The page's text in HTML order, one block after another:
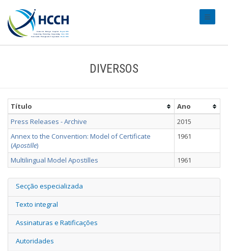
DIVERSOS
Título
Ano
Press Releases - Archive
2015
Annex to the Convention: Model of Certificate
(Apostille)
1961
Multilingual Model Apostilles 1961
Secção especializada
Texto integral
Assinaturas e Ratificações
Autoridades